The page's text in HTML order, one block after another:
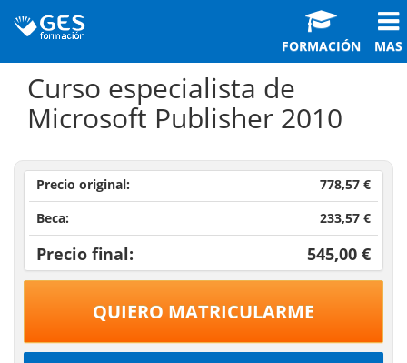
FORMACIÓN MAS
Curso especialista de
Microsoft Publisher 2010
Precio original:
778,57 €
Beca:
233,57 €
Precio final: 545,00 €
QUIERO MATRICULARME